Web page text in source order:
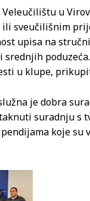
u
sveučilišnim
upisa na
srednjih
u klupe,
je dobra
suradnju s
koje su